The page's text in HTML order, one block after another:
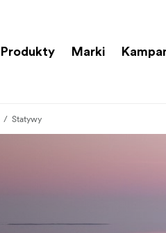
Produkty Marki
Statywy